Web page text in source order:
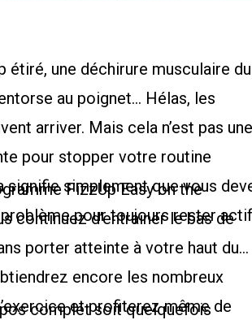
étiré, une déchirure musculaire du
au poignet… Hélas, les
arriver. Mais cela n’est pas une
pour stopper votre routine
signifie simplement que vous
pour toujours rester
FizzUp Easy on the
continuez d’entrainer le bas de
porter atteinte à votre haut du
encore les nombreux
et profiterez même de
complet soit quelquefois